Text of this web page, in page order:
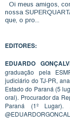
Oi meus amigos,
nossa
que, o pro...
EDITORES:
EDUARDO
graduação pela
judiciário do TJ-PR,
Estado do Paraná (5
oral). Procurador da
Paraná (1º Lugar).